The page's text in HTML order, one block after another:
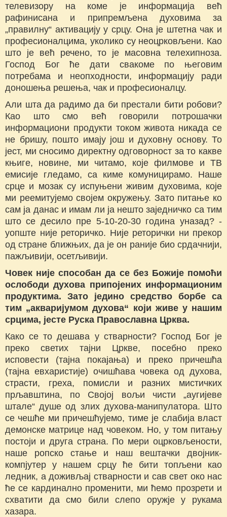
телевизору на коме је информација већ
рафинисана и припремљена духовима за
„правилну“ активацију у срцу. Она је штетна чак и
професионалцима, уколико су неоцрковљени. Као
што је већ речено, то је масовна телехипноза.
Господ Бог ће дати свакоме по његовим
потребама и неопходности, информацију ради
доношења решења, чак и професионалцу.
Али шта да радимо да би престали бити робови?
Као што смо већ говорили потрошачки
информациони продукти током живота никада се
не бришу, пошто имају још и духовну основу. То
јест, ми сносимо директну одговорност за то какве
књиге, новине, ми читамо, које филмове и ТВ
емисије гледамо, са киме комуницирамо. Наше
срце и мозак су испуњени живим духовима, које
ми реемитујемо својем окружењу. Зато питање ко
сам ја данас и имам ли ја нешто заједничко са тим
што се десило пре 5-10-20-30 година уназад? -
уопште није реторичко. Није реторички ни прекор
од стране ближњих, да је он раније био срдачнији,
пажљивији, осетљивији.
Човек није способан да се без Божије помоћи
ослободи духова припојених информационим
продуктима. Зато једино средство борбе са
тим „акваријумом духова“ који живе у нашим
срцима, јесте Руска Православна Црква.
Како се то дешава у стварности? Господ Бог је
преко светих тајни Цркве, посебно преко
исповести (тајна покајања) и преко причешћа
(тајна евхаристије) очишћава човека од духова,
страсти, греха, помисли и разних мистичких
прљавштина, по Својој вољи чисти „аугијеве
штале“ душе од злих духова-манипулатора. Што
се чешће ми причешћујемо, тиме је слабија власт
демонске матрице над човеком. Но, у том питању
постоји и друга страна. По мери оцрковљености,
наше ропско стање и наш вештачки двојник-
компјутер у нашем срцу ће бити топљени као
ледник, а доживљај стварности и сав свет око нас
ће се кардинално променити, ми ћемо прозрети и
схватити да смо били слепо оружје у рукама
хазара.